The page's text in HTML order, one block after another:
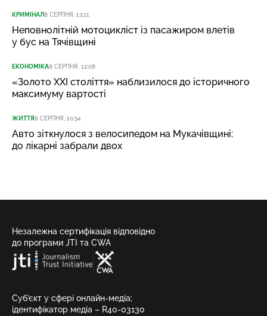
КРИМІНАЛ8 СЕРПНЯ, 13:21
Неповнолітній мотоцикліст із пасажиром влетів
у бус на Тячівщині
ЕКОНОМІКА8 СЕРПНЯ, 12:08
«Золото XXI століття» наблизилося до історичного
максимуму вартості
ЖИТТЯ8 СЕРПНЯ, 10:54
Авто зіткнулося з велосипедом на Мукачівщині:
до лікарні забрали двох
Незалежна сертифікація відповідно
до програми JTI та CWA
Суб’єкт у сфері онлайн-медіа;
ідентифікатор медіа – R40-03130